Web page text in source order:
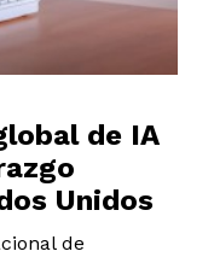
de IA
Unidos
de